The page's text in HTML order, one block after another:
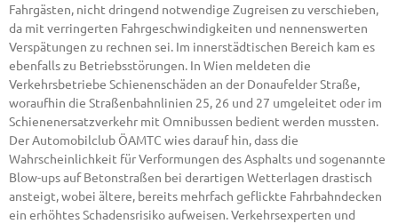
Fahrgästen, nicht dringend notwendige Zugreisen zu verschieben,
da mit verringerten Fahrgeschwindigkeiten und nennenswerten
Verspätungen zu rechnen sei. Im innerstädtischen Bereich kam es
ebenfalls zu Betriebsstörungen. In Wien meldeten die
Verkehrsbetriebe Schienenschäden an der Donaufelder Straße,
woraufhin die Straßenbahnlinien 25, 26 und 27 umgeleitet oder im
Schienenersatzverkehr mit Omnibussen bedient werden mussten.
Der Automobilclub ÖAMTC wies darauf hin, dass die
Wahrscheinlichkeit für Verformungen des Asphalts und sogenannte
Blow-ups auf Betonstraßen bei derartigen Wetterlagen drastisch
ansteigt, wobei ältere, bereits mehrfach geflickte Fahrbahndecken
ein erhöhtes Schadensrisiko aufweisen. Verkehrsexperten und